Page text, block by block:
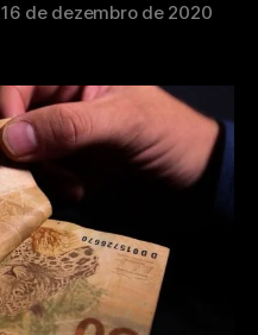
16 de dezembro de 2020